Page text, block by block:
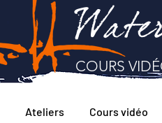
COURS
Ateliers Cours vidéo